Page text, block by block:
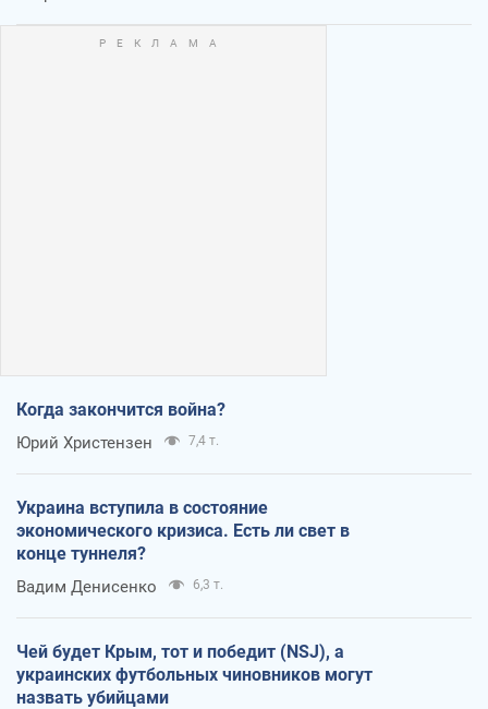
Когда закончится война?
Юрий Христензен 7,4 т.
Украина вступила в состояние
экономического кризиса. Есть ли свет в
конце туннеля?
Вадим Денисенко 6,3 т.
Чей будет Крым, тот и победит (NSJ), а
украинских футбольных чиновников могут
назвать убийцами